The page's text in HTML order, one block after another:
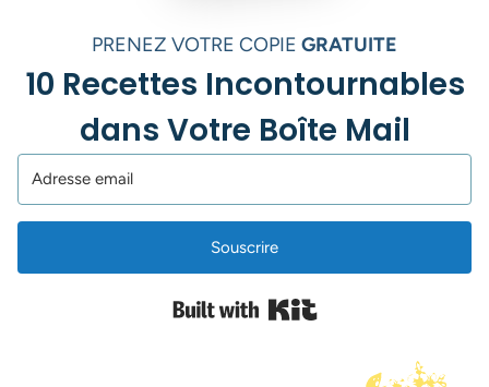
PRENEZ VOTRE COPIE GRATUITE
10 Recettes Incontournables
dans Votre Boîte Mail
Souscrire
Built with Kit